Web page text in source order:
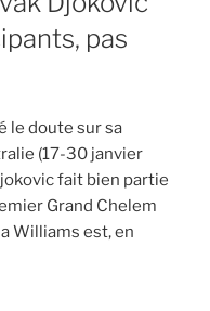
pas
le doute sur sa
(17-30 janvier
fait bien partie
Grand Chelem
Williams est, en